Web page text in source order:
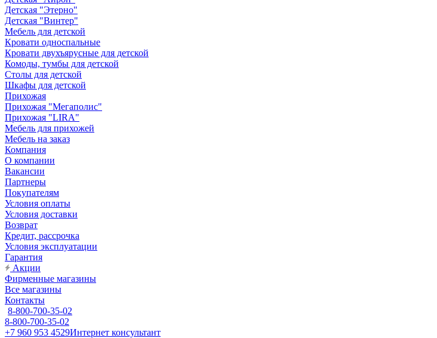
Детская "Этерно"
Детская "Винтер"
Мебель для детской
Кровати односпальные
Кровати двухъярусные для детской
Комоды, тумбы для детской
Столы для детской
Шкафы для детской
Прихожая
Прихожая "Мегаполис"
Прихожая "LIRA"
Мебель для прихожей
Мебель на заказ
Компания
О компании
Вакансии
Партнеры
Покупателям
Условия оплаты
Условия доставки
Возврат
Кредит, рассрочка
Условия эксплуатации
Гарантия
Акции
Фирменные магазины
Все магазины
Контакты
8-800-700-35-02
8-800-700-35-02
+7 960 953 4529Интернет консультант